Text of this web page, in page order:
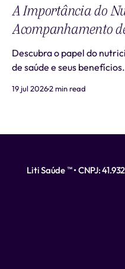
A Importância do
Acompanhamento
Descubra o papel do
de saúde e seus benefícios.
19 jul 20262 min read
Liti Saúde ™ • CNPJ: